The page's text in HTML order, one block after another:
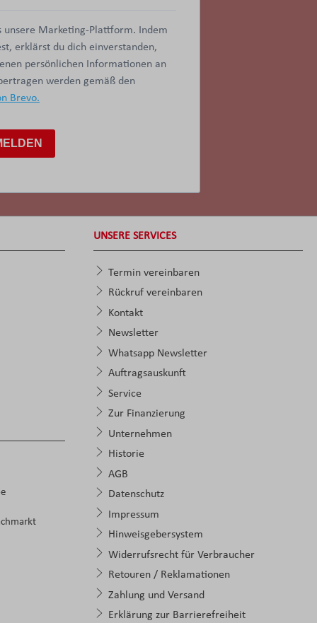
unsere Marketing-Plattform. Indem
erklärst du dich einverstanden,
persönlichen Informationen an
werden gemäß den
Brevo.
UNSERE SERVICES
Termin vereinbaren
Rückruf vereinbaren
Kontakt
Newsletter
Whatsapp Newsletter
Auftragsauskunft
Service
Zur Finanzierung
Unternehmen
Historie
AGB
Datenschutz
Impressum
Hinweisgebersystem
Widerrufsrecht für Verbraucher
Retouren / Reklamationen
Zahlung und Versand
Erklärung zur Barrierefreiheit